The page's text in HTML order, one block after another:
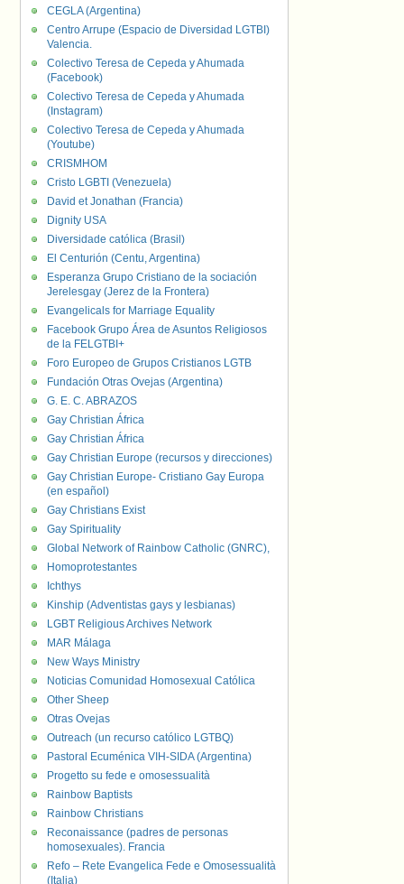
CEGLA (Argentina)
Centro Arrupe (Espacio de Diversidad LGTBI)
Valencia.
Colectivo Teresa de Cepeda y Ahumada
(Facebook)
Colectivo Teresa de Cepeda y Ahumada
(Instagram)
Colectivo Teresa de Cepeda y Ahumada
(Youtube)
CRISMHOM
Cristo LGBTI (Venezuela)
David et Jonathan (Francia)
Dignity USA
Diversidade católica (Brasil)
El Centurión (Centu, Argentina)
Esperanza Grupo Cristiano de la sociación
Jerelesgay (Jerez de la Frontera)
Evangelicals for Marriage Equality
Facebook Grupo Área de Asuntos Religiosos
de la FELGTBI+
Foro Europeo de Grupos Cristianos LGTB
Fundación Otras Ovejas (Argentina)
G. E. C. ABRAZOS
Gay Christian África
Gay Christian África
Gay Christian Europe (recursos y direcciones)
Gay Christian Europe- Cristiano Gay Europa
(en español)
Gay Christians Exist
Gay Spirituality
Global Network of Rainbow Catholic (GNRC),
Homoprotestantes
Ichthys
Kinship (Adventistas gays y lesbianas)
LGBT Religious Archives Network
MAR Málaga
New Ways Ministry
Noticias Comunidad Homosexual Católica
Other Sheep
Otras Ovejas
Outreach (un recurso católico LGTBQ)
Pastoral Ecuménica VIH-SIDA (Argentina)
Progetto su fede e omosessualità
Rainbow Baptists
Rainbow Christians
Reconaissance (padres de personas
homosexuales). Francia
Refo – Rete Evangelica Fede e Omosessualità
(Italia)